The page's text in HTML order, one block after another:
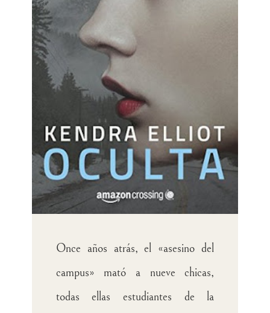
Once años atrás, el «asesino del
campus» mató a nueve chicas,
todas ellas estudiantes de la